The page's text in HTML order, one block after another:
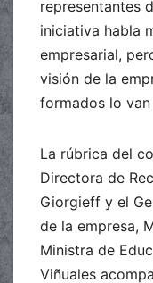
representantes
iniciativa habla
empresarial,
visión de la
formados lo van
La rúbrica del
Directora de
Giorgieff y el
de la empresa,
Ministra de
Viñuales